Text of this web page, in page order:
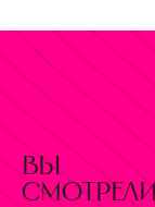
вы
смотрели